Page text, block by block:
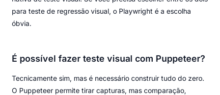
para teste de regressão visual, o Playwright é a escolha
óbvia.
É possível fazer teste visual com Puppeteer?
Tecnicamente sim, mas é necessário construir tudo do zero.
O Puppeteer permite tirar capturas, mas comparação,